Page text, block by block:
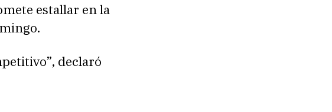
estallar en la
declaró